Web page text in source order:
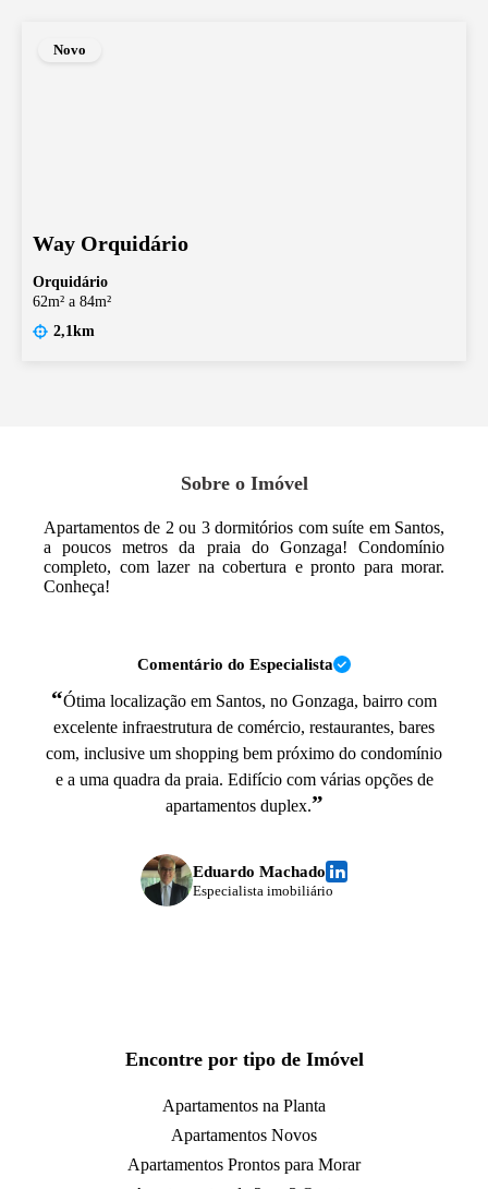
Novo
Way Orquidário
Orquidário
62m² a 84m²
2,1km
Sobre o Imóvel
Apartamentos de 2 ou 3 dormitórios com suíte em Santos,
a poucos metros da praia do Gonzaga! Condomínio
completo, com lazer na cobertura e pronto para morar.
Conheça!
Comentário do Especialista
“Ótima localização em Santos, no Gonzaga, bairro com
excelente infraestrutura de comércio, restaurantes, bares
com, inclusive um shopping bem próximo do condomínio
e a uma quadra da praia. Edifício com várias opções de
apartamentos duplex.”
Eduardo Machado
Especialista imobiliário
Encontre por tipo de Imóvel
Apartamentos na Planta
Apartamentos Novos
Apartamentos Prontos para Morar